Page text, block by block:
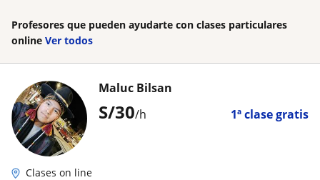
Profesores que pueden ayudarte con clases particulares
online Ver todos
S/30/h 1ª clase gratis
Maluc Bilsan
Clases on line